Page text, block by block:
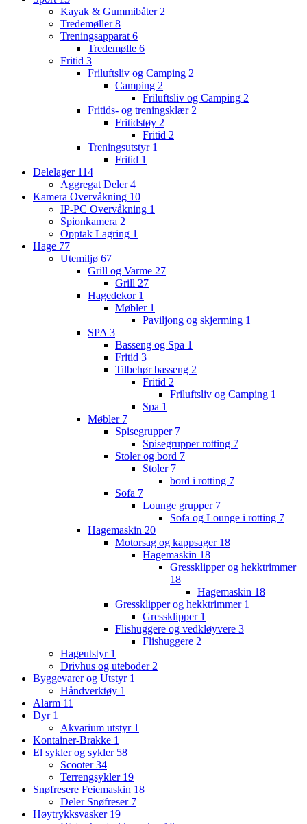
Kayak & Gummibåter 2
Tredemøller8
Treningsapparat 6
Tredemølle 6
Fritid 3
Friluftsliv og Camping 2
Camping 2
Friluftsliv og Camping 2
Fritids- og treningsklær 2
Fritidstøy 2
Fritid 2
Treningsutstyr 1
Fritid 1
Delelager 114
Aggregat Deler4
Kamera Overvåkning 10
IP-PC Overvåkning 1
Spionkamera 2
Opptak Lagring 1
Hage 77
Utemiljø 67
Grill og Varme 27
Grill 27
Hagedekor 1
Møbler 1
Paviljong og skjerming 1
SPA 3
Basseng og Spa 1
Fritid 3
Tilbehør basseng 2
Fritid 2
Friluftsliv og Camping 1
Spa 1
Møbler 7
Spisegrupper 7
Spisegrupper rotting 7
Stoler og bord 7
Stoler 7
bord i rotting 7
Sofa 7
Lounge grupper 7
Sofa og Lounge i rotting 7
Hagemaskin 20
Motorsag og kappsager 18
Hagemaskin 18
Gressklipper og hekktrimmer
18
Hagemaskin 18
Gressklipper og hekktrimmer 1
Gressklipper 1
Flishuggere og vedkløyvere 3
Flishuggere 2
Hageutstyr 1
Drivhus og uteboder 2
Byggevarer og Utstyr 1
Håndverktøy 1
Alarm 11
Dyr 1
Akvarium utstyr 1
Kontainer-Brakke 1
El sykler og sykler 58
Scooter34
Terrengsykler 19
Snøfresere Feiemaskin 18
Deler Snøfreser 7
Høytrykksvasker 19